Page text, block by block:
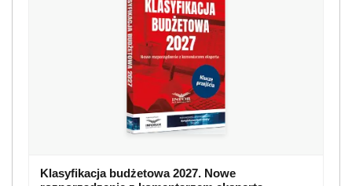
Klasyfikacja budżetowa 2027. Nowe